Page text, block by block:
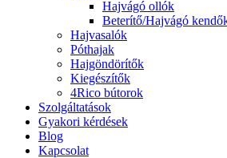
Hajvágó ollók
Beterítő/Hajvágó
Hajvasalók
Póthajak
Hajgöndörítők
Kiegészítők
4Rico bútorok
Szolgáltatások
Gyakori kérdések
Blog
Kapcsolat